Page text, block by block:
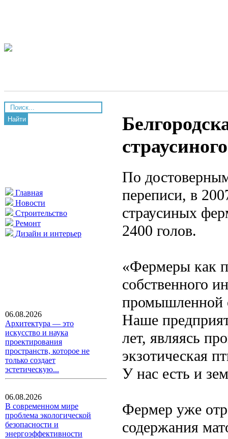
Найти
Главная
Новости
Строительство
Ремонт
Дизайн и интерьер
06.08.2026
Архитектура — это
искусство и наука
проектирования
пространств, которое не
только создает
эстетическую...
06.08.2026
В современном мире
проблема экологической
безопасности и
энергоэффективности
По
переписи, в
страусиных
2400 голов.
«Фермеры как
собственного
промышленной
Наше
лет, являясь
экзотическая
У нас есть и
Фермер уже
содержания